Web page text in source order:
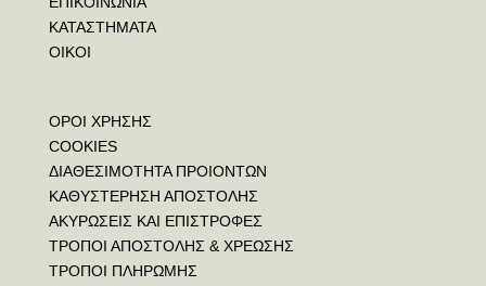
ΚΑΤΑΣΤΗΜΑΤΑ
ΟΙΚΟΙ
ΟΡΟΙ ΧΡΗΣΗΣ
COOKIES
ΔΙΑΘΕΣΙΜΟΤΗΤΑ ΠΡΟΙΟΝΤΩΝ
ΚΑΘΥΣΤΕΡΗΣΗ ΑΠΟΣΤΟΛΗΣ
ΑΚΥΡΩΣΕΙΣ ΚΑΙ ΕΠΙΣΤΡΟΦΕΣ
ΤΡΟΠΟΙ ΑΠΟΣΤΟΛΗΣ & ΧΡΕΩΣΗΣ
ΤΡΟΠΟΙ ΠΛΗΡΩΜΗΣ